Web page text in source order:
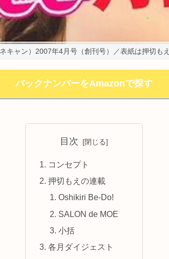
キャン）2007年4月号（創刊号）／表紙は押切もえ
バックナンバーをAmazonで探す
目次
コンセプト
押切もえの連載
Oshikiri Be-Do!
SALON de MOE
小括
各月ダイジェスト